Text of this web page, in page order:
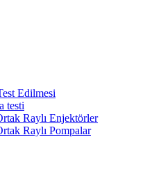
Edilmesi
testi
Raylı Enjektörler
Raylı Pompalar